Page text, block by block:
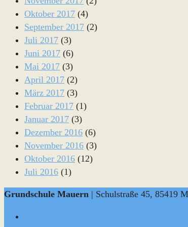
Oktober 2017 (4)
September 2017 (2)
Juli 2017 (3)
Juni 2017 (6)
Mai 2017 (3)
April 2017 (2)
März 2017 (3)
Februar 2017 (1)
Januar 2017 (3)
Dezember 2016 (6)
November 2016 (3)
Oktober 2016 (12)
Juli 2016 (1)
Grundschule Mauern | Schulstraße 45, 85419